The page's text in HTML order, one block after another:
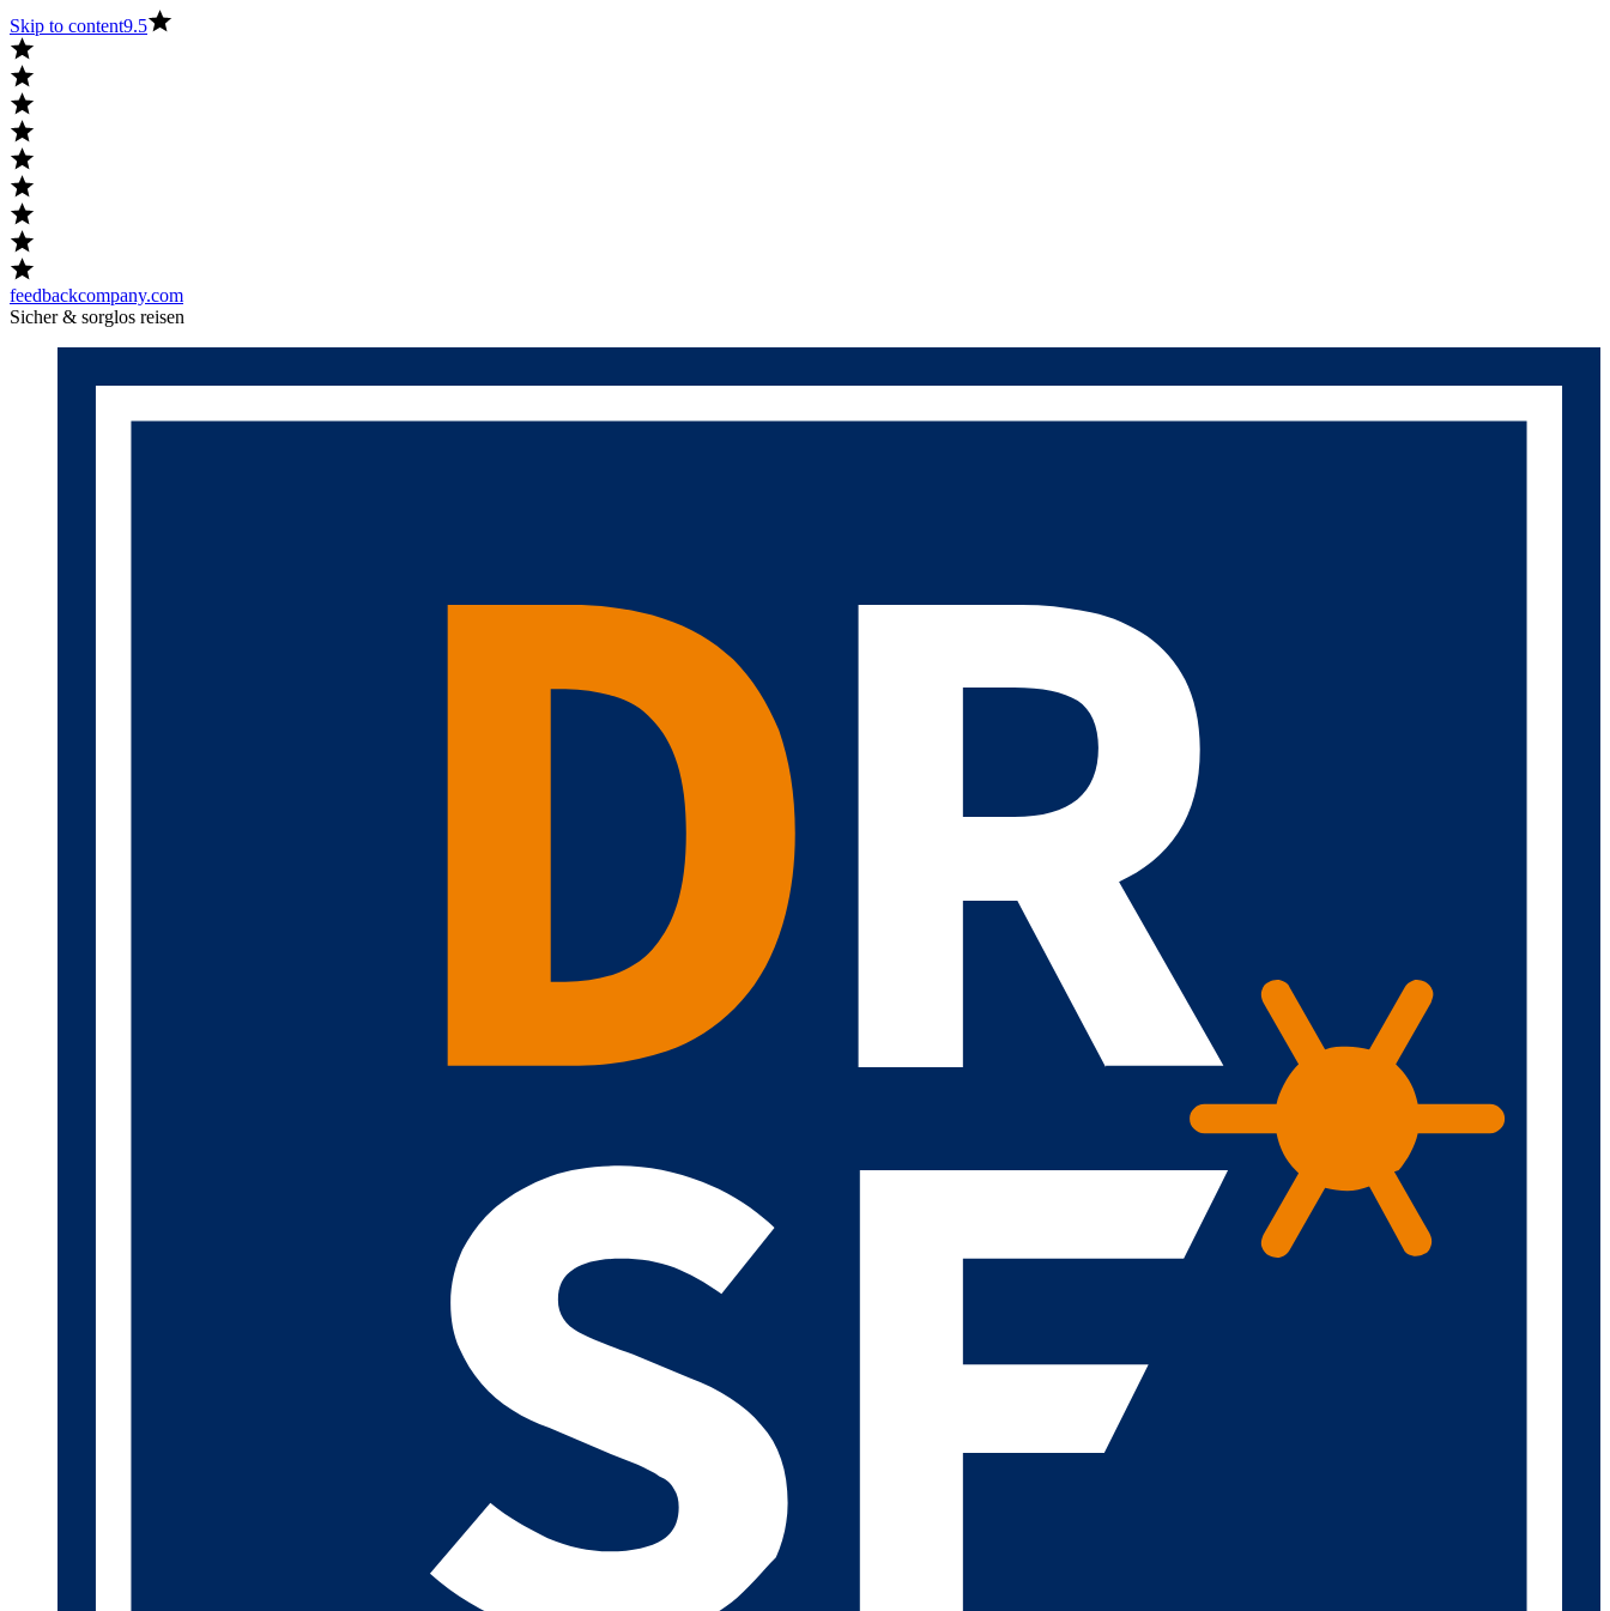
Skip to content9.5
feedbackcompany.com
Sicher & sorglos reisen